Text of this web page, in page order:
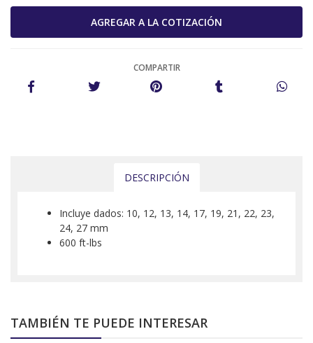
COMPARTIR
DESCRIPCIÓN
Incluye dados: 10, 12, 13, 14, 17, 19, 21, 22, 23,
24, 27 mm
600 ft-lbs
TAMBIÉN TE PUEDE INTERESAR